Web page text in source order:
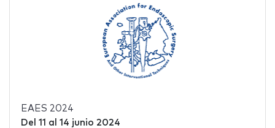
EAES 2024
Del 11 al 14 junio 2024